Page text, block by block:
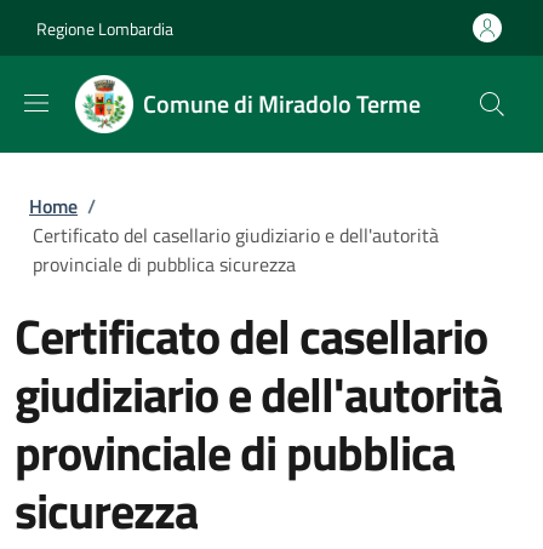
Regione Lombardia
Comune di Miradolo Terme
Briciole di pane
Home /
Certificato del casellario giudiziario e dell'autorità
provinciale di pubblica sicurezza
Certificato del casellario
giudiziario e dell'autorità
provinciale di pubblica
sicurezza